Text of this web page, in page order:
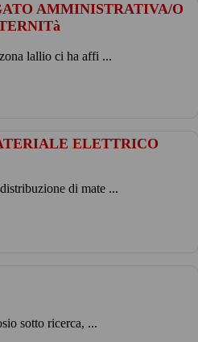
AMMINISTRATIVA/O
lallio ci ha affi ...
ELETTRICO
di mate ...
sotto ricerca, ...